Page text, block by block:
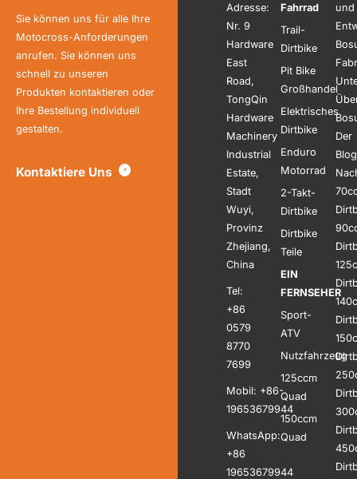
Sie können uns für alle Ihre
Motocross-Anforderungen
anrufen. Sie können uns
schnell zu unseren
Produkten kontaktieren oder
Ihre Bestellung individuell
gestalten.
Kontaktiere Uns
Adresse:
Nr. 9
Hardware
East
Road,
TongQin
Hardware
Machinery
Industrial
Estate,
Stadt
Wuyi,
Provinz
Zhejiang,
China
Tel:
+86
0579
8770
7699
Mobil: +86-
19653679944
WhatsApp:
+86
19653679944
Fahrrad
Trail-
Dirtbike
Pit Bike
Großhandel
Elektrisches
Dirtbike
Enduro
Motorrad
2-Takt-
Dirtbike
Dirtbike
Teile
EIN
FERNSEHER
Sport-
ATV
Nutzfahrzeug
125ccm
Quad
150ccm
Quad
und
Der
Blog